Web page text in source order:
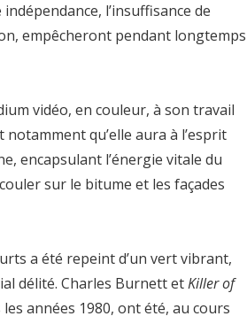
l’insuffisance de
empêcheront pendant longtemps
vidéo, en couleur, à son travail
qu’elle aura à l’esprit
encapsulant l’énergie vitale du
sur le bitume et les façades
a été repeint d’un vert vibrant,
délité. Charles BurnettetKiller of
années 1980, ont été, au cours